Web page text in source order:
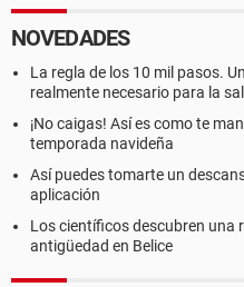
NOVEDADES
La regla de los 10 mil pasos.
realmente necesario para la
¡No caigas! Así es como te
temporada navideña
Así puedes tomarte un
aplicación
Los científicos descubren una
antigüedad en Belice